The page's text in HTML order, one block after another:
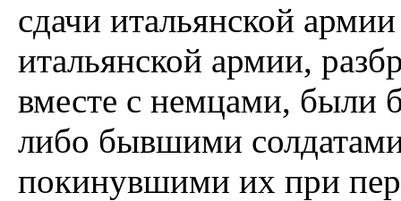
сдачи итальянской
итальянской армии,
вместе с немцами, были
либо бывшими
покинувшими их при